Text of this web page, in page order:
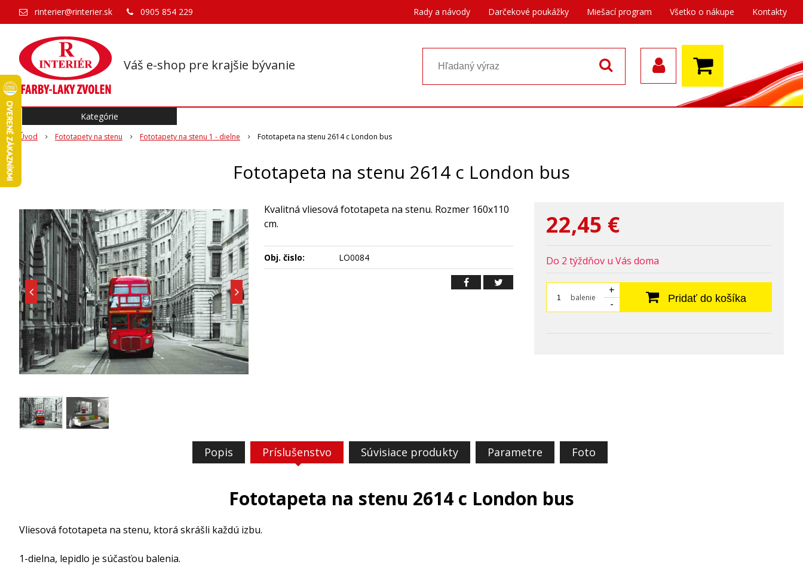
Váš e-shop pre krajšie bývanie
rinterier@rinterier.sk 0905 854 229 Rady a návody Darčekové poukážky Miešací program Všetko o nákupe Kontakty
Úvod Fototapety na stenu Fototapety na stenu 1 - dielne Fototapeta na stenu 2614 c London bus
Fototapeta na stenu 2614 c London bus
22,45 €
Do 2 týždňov u Vás doma
balenie
+
-
Pridať do košíka
Kvalitná vliesová fototapeta na stenu. Rozmer 160x110
cm.
Obj. čislo: LO0084
Popis Príslušenstvo Súvisiace produkty Parametre Foto
Fototapeta na stenu 2614 c London bus
Vliesová fototapeta na stenu, ktorá skrášli každú izbu.
1-dielna, lepidlo je súčasťou balenia.
Kategórie